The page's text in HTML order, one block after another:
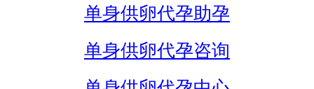
单身供卵代孕助孕
单身供卵代孕咨询